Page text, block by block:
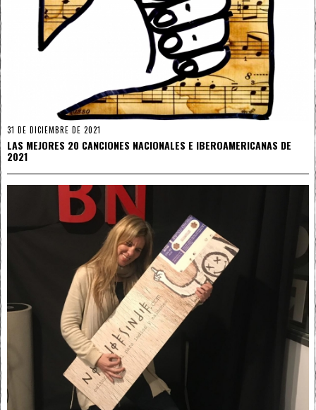
31 DE DICIEMBRE DE 2021
LAS MEJORES 20 CANCIONES NACIONALES E IBEROAMERICANAS DE
2021